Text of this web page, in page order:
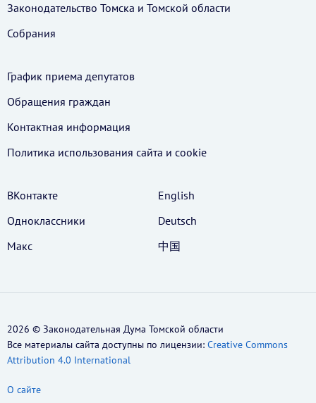
Законодательство Томска и Томской области
Собрания
График приема депутатов
Обращения граждан
Контактная информация
Политика использования cайта и cookie
ВКонтакте
Одноклассники
Макс
English
Deutsch
中国
2026 © Законодательная Дума Томской области
Все материалы сайта доступны по лицензии: Creative Commons
Attribution 4.0 International
О сайте